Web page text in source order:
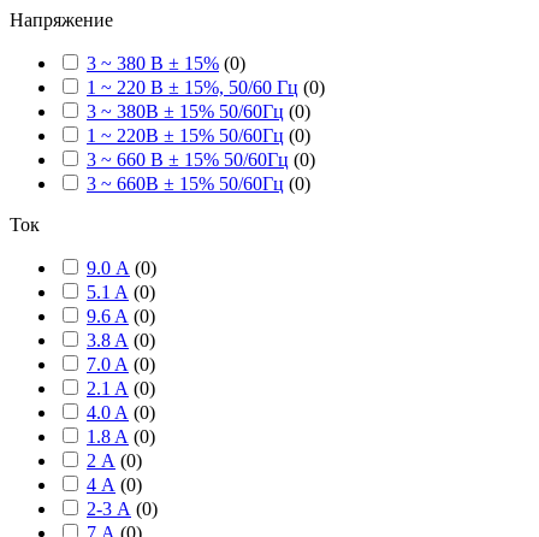
Напряжение
3 ~ 380 В ± 15% (0)
1 ~ 220 В ± 15%, 50/60 Гц (0)
3 ~ 380В ± 15% 50/60Гц (0)
1 ~ 220В ± 15% 50/60Гц (0)
3 ~ 660 В ± 15% 50/60Гц (0)
3 ~ 660В ± 15% 50/60Гц (0)
Ток
9.0 А (0)
5.1 A (0)
9.6 A (0)
3.8 A (0)
7.0 A (0)
2.1 A (0)
4.0 A (0)
1.8 A (0)
2 А (0)
4 А (0)
2-3 А (0)
7 А (0)